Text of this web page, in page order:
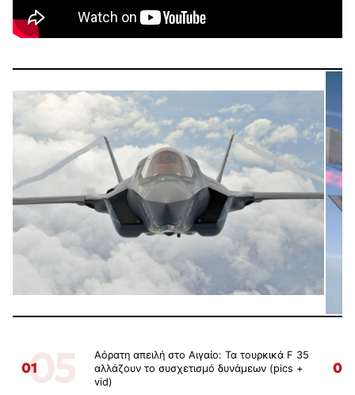
0105
Αόρατη απειλή στο Αιγαίο: Τα τουρκικά F 35
αλλάζουν το συσχετισμό δυνάμεων (pics +
vid)
02